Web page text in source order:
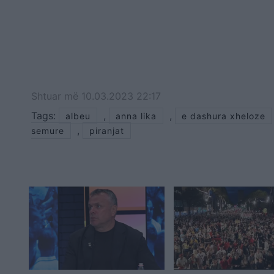
Shtuar më 10.03.2023 22:17
Tags:
albeu , anna lika ,
e dashura xheloze
semure
, piranjat